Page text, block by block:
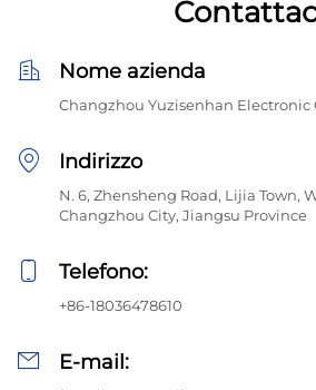
Nome azienda
Changzhou Yuzisenhan Electronic
Indirizzo
N. 6, Zhensheng Road, Lijia Town,
Changzhou City, Jiangsu Province
Telefono:
+86-18036478610
E-mail: